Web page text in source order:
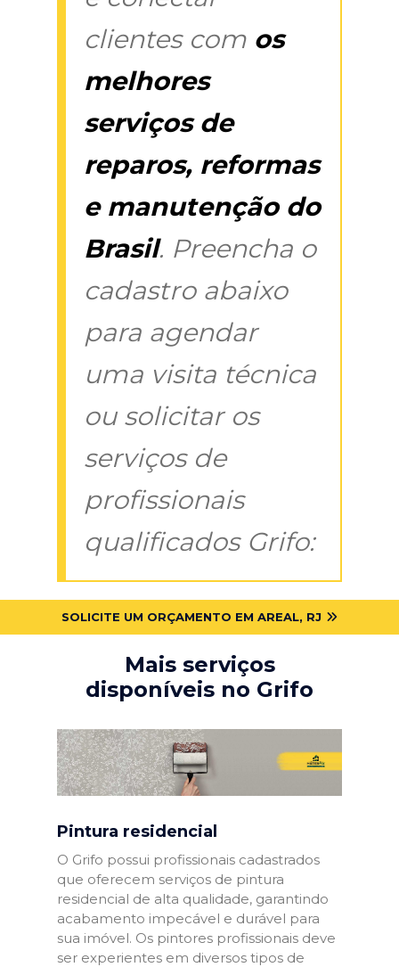
clientes com os
melhores
serviços de
reparos, reformas
e manutenção do
Brasil. Preencha o
cadastro abaixo
para agendar
uma visita técnica
ou solicitar os
serviços de
profissionais
qualificados Grifo:
SOLICITE UM ORÇAMENTO EM AREAL, RJ
Mais serviços
disponíveis no Grifo
Pintura residencial
O Grifo possui profissionais cadastrados
que oferecem serviços de pintura
residencial de alta qualidade, garantindo
acabamento impecável e durável para
sua imóvel. Os pintores profissionais deve
ser experientes em diversos tipos de